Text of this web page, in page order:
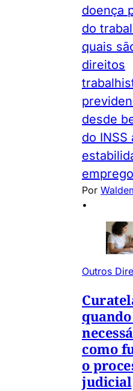
doença
do
quais
direitos
desde
do INSS
Por
•
Outros
como
o
judicial